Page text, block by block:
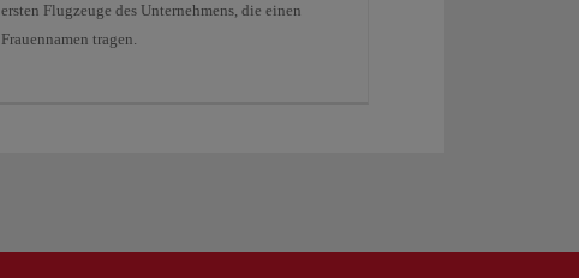
ersten Flugzeuge des Unternehmens, die einen
Frauennamen tragen.